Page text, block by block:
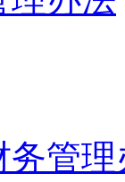
务管理